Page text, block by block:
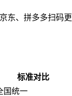
东、拼多多扫码更
标准对比
国统一